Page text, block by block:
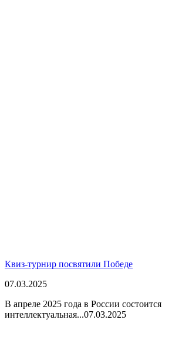
Квиз-турнир посвятили Победе
07.03.2025
В апреле 2025 года в России состоится
интеллектуальная...07.03.2025